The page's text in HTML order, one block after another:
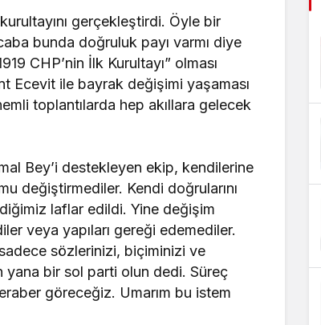
gerçekleştirdi. Öyle bir
bunda doğruluk payı varmı diye
CHP’nin İlk Kurultayı” olması
Ecevit ile bayrak değişimi yaşaması
toplantılarda hep akıllara gelecek
Bey’i destekleyen ekip, kendilerine
değiştirmediler. Kendi doğrularını
laflar edildi. Yine değişim
veya yapıları gereği edemediler.
sözlerinizi, biçiminizi ve
bir sol parti olun dedi. Süreç
göreceğiz. Umarım bu istem